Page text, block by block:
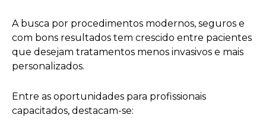
A busca por procedimentos modernos, seguros e
com bons resultados tem crescido entre pacientes
que desejam tratamentos menos invasivos e mais
personalizados.
Entre as oportunidades para profissionais
capacitados, destacam-se: